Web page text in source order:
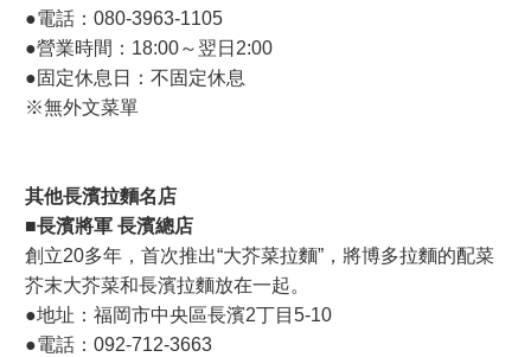
●電話：080-3963-1105
●營業時間：18:00～翌日2:00
●固定休息日：不固定休息
※無外文菜單
其他長濱拉麵名店
■長濱將軍 長濱總店
創立20多年，首次推出“大芥菜拉麵”，將博多拉麵的配菜
芥末大芥菜和長濱拉麵放在一起。
●地址：福岡市中央區長濱2丁目5-10
●電話：092-712-3663